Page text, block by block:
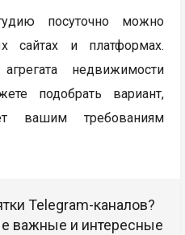
посуточно можно
сайтах и платформах.
недвижимости
подобрать вариант,
вашим требованиям
Telegram-каналов?
важные и интересные